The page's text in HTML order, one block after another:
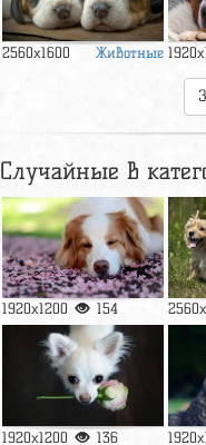
2560x1600 Животные
Случайные в
1920x1200 154
1920x1200 136